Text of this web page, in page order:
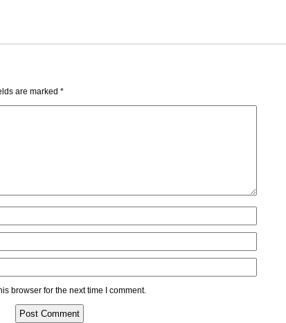
are marked *
browser for the next time I comment.